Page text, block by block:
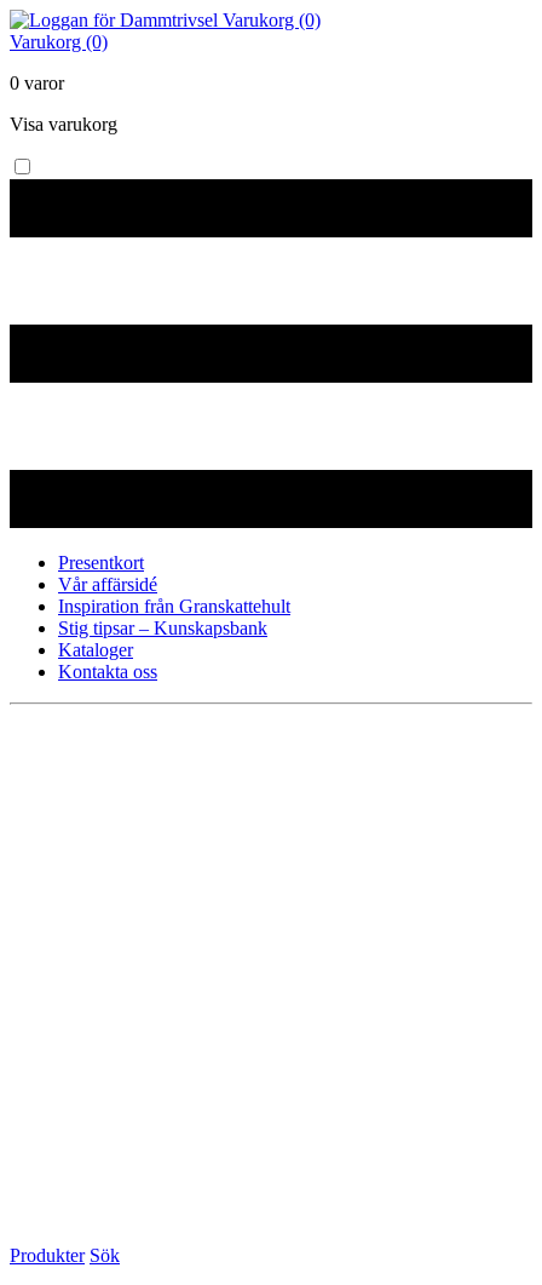
Varukorg (0)
Varukorg (0)
0 varor
Visa varukorg
Presentkort
Vår affärsidé
Inspiration från Granskattehult
Stig tipsar – Kunskapsbank
Kataloger
Kontakta oss
Produkter Sök